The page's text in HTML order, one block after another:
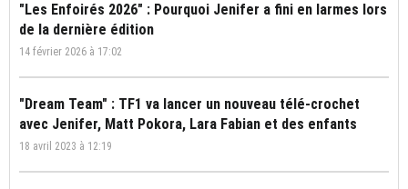
"Les Enfoirés 2026" : Pourquoi Jenifer a fini en larmes lors
de la dernière édition
14 février 2026 à 17:02
"Dream Team" : TF1 va lancer un nouveau télé-crochet
avec Jenifer, Matt Pokora, Lara Fabian et des enfants
18 avril 2023 à 12:19